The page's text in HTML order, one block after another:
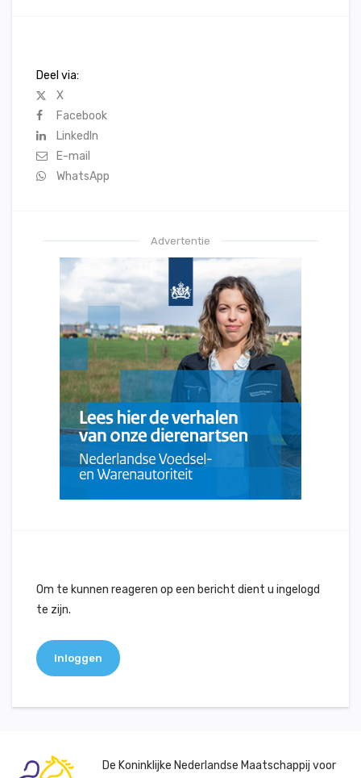
Deel via:
X
Facebook
LinkedIn
E-mail
WhatsApp
Advertentie
Om te kunnen reageren op een bericht dient u ingelogd
te zijn.
Inloggen
De Koninklijke Nederlandse Maatschappij voor